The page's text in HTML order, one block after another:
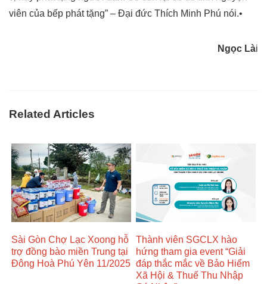
viên của bếp phát tặng” – Đại đức Thích Minh Phú nói.•
Ngọc Lài
Related Articles
Sài Gòn Chợ Lạc Xoong hỗ
trợ đồng bào miền Trung tại
Đông Hoà Phú Yên 11/2025
Thành viên SGCLX hào
hứng tham gia event “Giải
đáp thắc mắc về Bảo Hiểm
Xã Hội & Thuế Thu Nhập